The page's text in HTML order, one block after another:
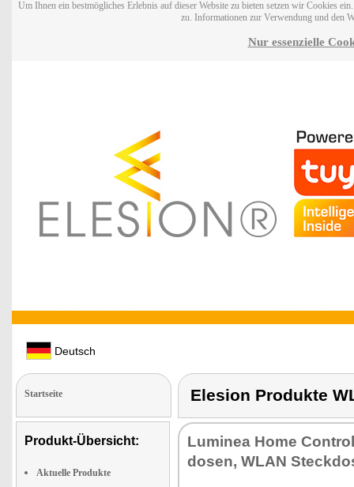
Um Ihnen ein bestmögliches Erlebnis auf dieser Website zu bieten setzen wir Cookies
zu. Informationen zur Verwendung und den
Nur essenzielle
Deutsch
Startseite
Produkt-Übersicht:
Aktuelle Produkte
Elesion Produkte
Lu­mi­nea Ho­me
do­sen, WLAN